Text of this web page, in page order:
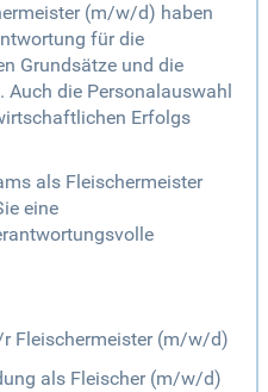
(m/w/d) haben
für die
Grundsätze und die
die Personalauswahl
Erfolgs
als Fleischermeister
eine
Fleischermeister (m/w/d)
als Fleischer (m/w/d)